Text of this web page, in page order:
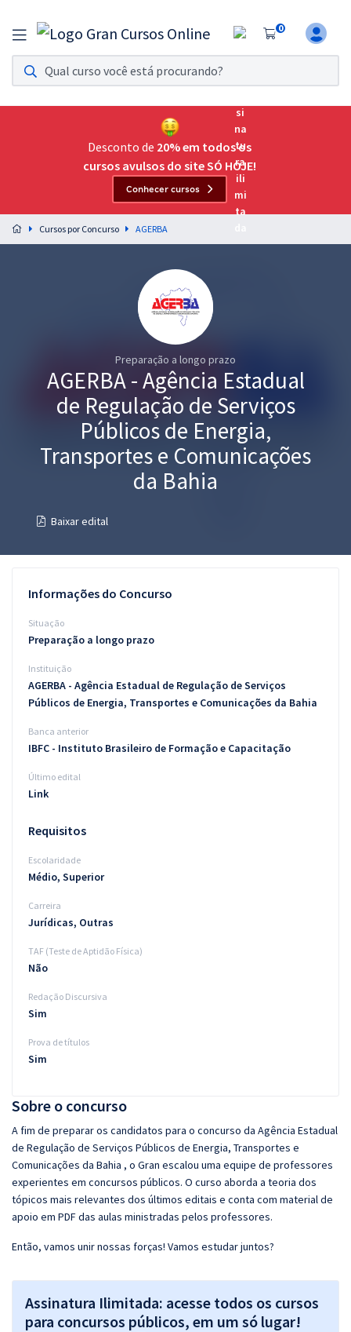
0
Assinatura Ilimitada 11
Acesso a todos os cursos. Teste grátis por 7 dias!
Assinatura OAB Até Passar
Acesso ilimitado a toda preparação para o Exame da
Preparação completa e intensiva para as principais
residências em saúde do Brasil
Graduação
Questões grátis
Atendimento
Desconto de 20% em todos os
cursos avulsos do site SÓ HOJE!
Conhecer cursos
Cursos por Concurso AGERBA
Preparação a longo prazo
AGERBA - Agência Estadual
de Regulação de Serviços
Públicos de Energia,
Transportes e Comunicações
da Bahia
Baixar edital
Sobre o concurso
A fim de preparar os candidatos para o concurso da Agência Estadual
de Regulação de Serviços Públicos de Energia, Transportes e
Comunicações da Bahia , o Gran escalou uma equipe de professores
experientes em concursos públicos. O curso aborda a teoria dos
tópicos mais relevantes dos últimos editais e conta com material de
apoio em PDF das aulas ministradas pelos professores.
Então, vamos unir nossas forças! Vamos estudar juntos?
Assinatura Ilimitada: acesse todos os cursos
para concursos públicos, em um só lugar!
Informações do Concurso
Situação
Preparação a longo prazo
Instituição
AGERBA - Agência Estadual de Regulação de Serviços
Públicos de Energia, Transportes e Comunicações da Bahia
Banca anterior
IBFC - Instituto Brasileiro de Formação e Capacitação
Último edital
Link
Requisitos
Escolaridade
Médio, Superior
Carreira
Jurídicas, Outras
TAF (Teste de Aptidão Física)
Não
Redação Discursiva
Sim
Prova de títulos
Sim